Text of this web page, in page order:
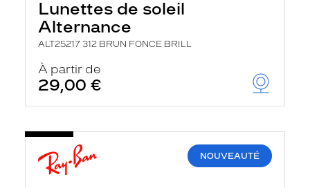
Lunettes de soleil
Alternance
ALT25217 312 BRUN FONCE BRILL
À partir de
29,00 €
NOUVEAUTÉ